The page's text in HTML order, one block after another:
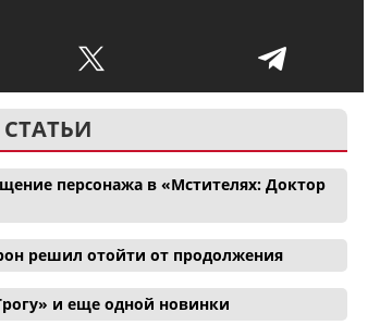
персонажа в «Мстителях: Доктор
решил отойти от продолжения
и еще одной новинки